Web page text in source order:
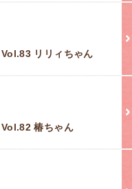
Vol.83 リリィちゃん
Vol.82 椿ちゃん